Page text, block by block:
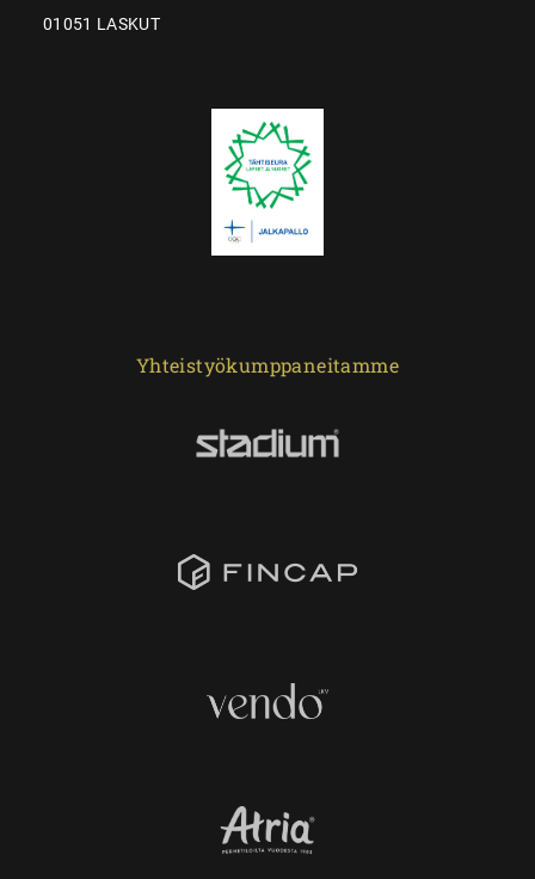
01051 LASKUT
Yhteistyökumppaneitamme